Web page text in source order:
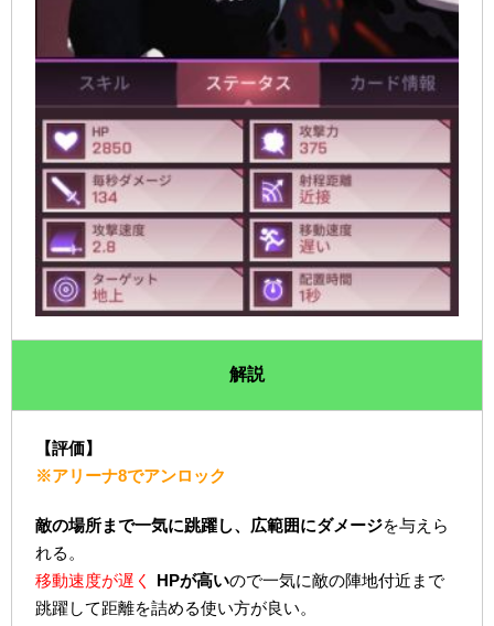
解説
【評価】
※アリーナ8でアンロック
敵の場所まで一気に跳躍し、広範囲にダメージを与えら
れる。
移動速度が遅く
HPが高いので一気に敵の陣地付近まで
跳躍して距離を詰める使い方が良い。